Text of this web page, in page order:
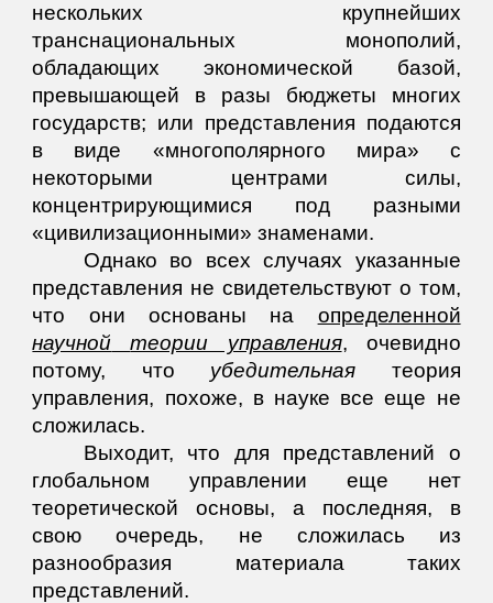
нескольких крупнейших
транснациональных монополий,
обладающих экономической базой,
превышающей в разы бюджеты многих
государств; или представления подаются
в виде «многополярного мира» с
некоторыми центрами силы,
концентрирующимися под разными
«цивилизационными» знаменами.
Однако во всех случаях указанные
представления не свидетельствуют о том,
что они основаны на определенной
научной
теории управления, очевидно
потому, что убедительная теория
управления, похоже, в науке все еще не
сложилась.
Выходит, что для представлений о
глобальном управлении еще нет
теоретической основы, а последняя, в
свою очередь, не сложилась из
разнообразия материала таких
представлений.